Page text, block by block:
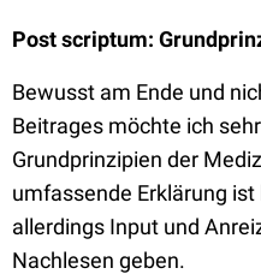
Post scriptum:
Bewusst am Ende und
Beitrages möchte ich
Grundprinzipien der
umfassende Erklärung
allerdings Input und
Nachlesen geben.